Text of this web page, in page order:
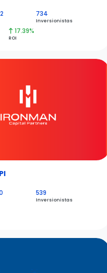
734
Inversionistas
17.39%
ROI
539
Inversionistas